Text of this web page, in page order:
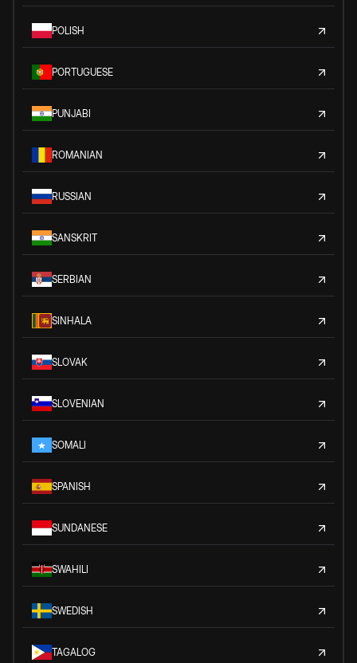
POLISH
PORTUGUESE
PUNJABI
ROMANIAN
RUSSIAN
SANSKRIT
SERBIAN
SINHALA
SLOVAK
SLOVENIAN
SOMALI
SPANISH
SUNDANESE
SWAHILI
SWEDISH
TAGALOG